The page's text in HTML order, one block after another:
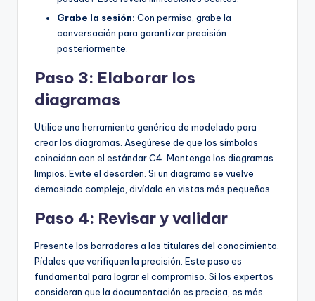
Grabe la sesión: Con permiso, grabe la
conversación para garantizar precisión
posteriormente.
Paso 3: Elaborar los
diagramas
Utilice una herramienta genérica de modelado para
crear los diagramas. Asegúrese de que los símbolos
coincidan con el estándar C4. Mantenga los diagramas
limpios. Evite el desorden. Si un diagrama se vuelve
demasiado complejo, divídalo en vistas más pequeñas.
Paso 4: Revisar y validar
Presente los borradores a los titulares del conocimiento.
Pídales que verifiquen la precisión. Este paso es
fundamental para lograr el compromiso. Si los expertos
consideran que la documentación es precisa, es más